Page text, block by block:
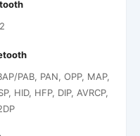
PAB, PAN, OPP, MAP,
HID, HFP, DIP, AVRCP,